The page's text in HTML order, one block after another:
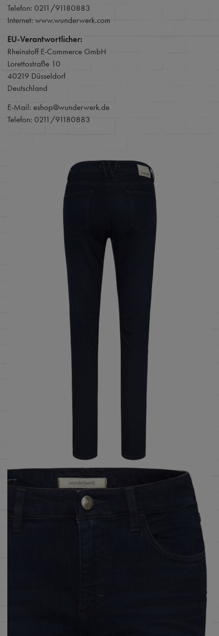
Telefon: 0211/91180883
Internet: www.wunderwerk.com
EU-Verantwortlicher:
Rheinstoff E-Commerce GmbH
Lorettostraße 10
40219 Düsseldorf
Deutschland
E-Mail: eshop@wunderwerk.de
Telefon: 0211/91180883